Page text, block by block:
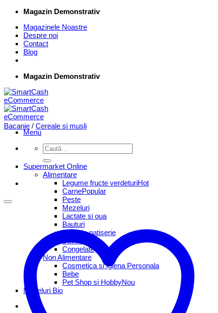
Skip
content
Magazin Demonstrativ
Magazinele Noastre
Despre noi
Contact
Blog
Magazin Demonstrativ
Menu
Caută
după:
Supermarket Online
Alimentare
Legume fructe verdeturi
Carne
Peste
Mezeluri
Lactate si oua
Bauturi
Brutarie patiserie
Bacanie
Congelate
Non Alimentare
Cosmetica si Igiena Personala
Bebe
Pet Shop si Hobby
Mezeluri Bio
Bacanie / Cereale si musli